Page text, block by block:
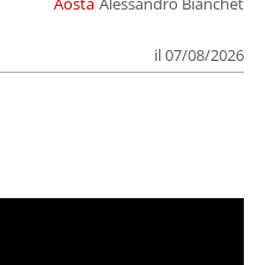
il 07/08/2026